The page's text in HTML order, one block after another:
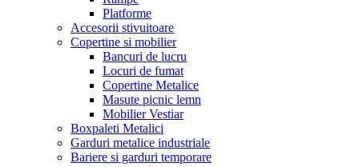
Platforme
Accesorii stivuitoare
Copertine si mobilier
Bancuri de lucru
Locuri de fumat
Copertine Metalice
Masute picnic lemn
Mobilier Vestiar
Boxpaleti Metalici
Garduri metalice industriale
Bariere si garduri temporare